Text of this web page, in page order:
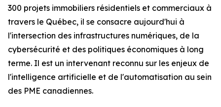
300 projets immobiliers résidentiels et commerciaux à
travers le Québec, il se consacre aujourd'hui à
l'intersection des infrastructures numériques, de la
cybersécurité et des politiques économiques à long
terme. Il est un intervenant reconnu sur les enjeux de
l'intelligence artificielle et de l'automatisation au sein
des PME canadiennes.